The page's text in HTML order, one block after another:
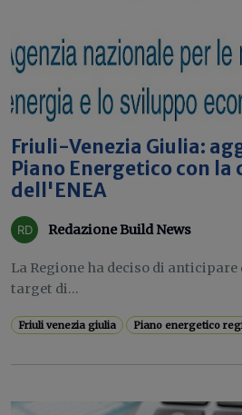
Friuli-Venezia Giulia:
Piano Energetico con
dell'ENEA
Redazione Build News
La Regione ha deciso di
target di...
Friuli venezia giulia Piano energetico